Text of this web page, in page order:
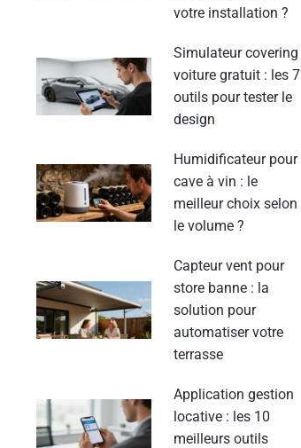
votre installation ?
Simulateur covering
voiture gratuit : les 7
outils pour tester le
design
Humidificateur pour
cave à vin : le
meilleur choix selon
le volume ?
Capteur vent pour
store banne : la
solution pour
automatiser votre
terrasse
Application gestion
locative : les 10
meilleurs outils